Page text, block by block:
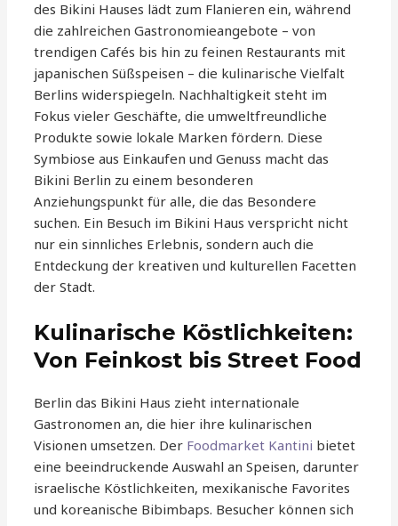
des Bikini Hauses lädt zum Flanieren ein, während
die zahlreichen Gastronomieangebote – von
trendigen Cafés bis hin zu feinen Restaurants mit
japanischen Süßspeisen – die kulinarische Vielfalt
Berlins widerspiegeln. Nachhaltigkeit steht im
Fokus vieler Geschäfte, die umweltfreundliche
Produkte sowie lokale Marken fördern. Diese
Symbiose aus Einkaufen und Genuss macht das
Bikini Berlin zu einem besonderen
Anziehungspunkt für alle, die das Besondere
suchen. Ein Besuch im Bikini Haus verspricht nicht
nur ein sinnliches Erlebnis, sondern auch die
Entdeckung der kreativen und kulturellen Facetten
der Stadt.
Kulinarische Köstlichkeiten:
Von Feinkost bis Street Food
Berlin das Bikini Haus zieht internationale
Gastronomen an, die hier ihre kulinarischen
Visionen umsetzen. Der Foodmarket Kantini bietet
eine beeindruckende Auswahl an Speisen, darunter
israelische Köstlichkeiten, mexikanische Favorites
und koreanische Bibimbaps. Besucher können sich